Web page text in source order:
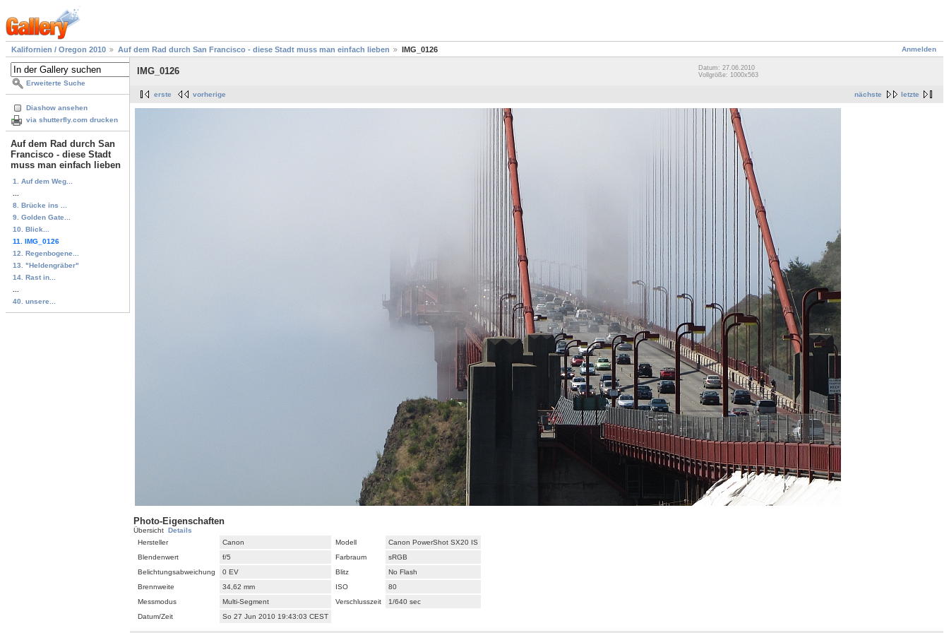
Anmelden
Kalifornien / Oregon 2010 Auf dem Rad durch San Francisco - diese Stadt muss man einfach lieben IMG_0126
Erweiterte Suche
Diashow ansehen
via shutterfly.com drucken
Auf dem Rad durch San
Francisco - diese Stadt
muss man einfach lieben
1. Auf dem Weg...
8. Brücke ins ...
9. Golden Gate...
10. Blick...
11. IMG_0126
12. Regenbogene...
13. "Heldengräber"
14. Rast in...
40. unsere...
IMG_0126
Datum: 27.06.2010
Vollgröße: 1000x563
nächste letzte
erste vorherige
Photo-Eigenschaften
Übersicht Details
Hersteller
Canon Modell
Canon PowerShot SX20 IS
Blendenwert
f/5 Farbraum
sRGB
Belichtungsabweichung
0 EV Blitz
No Flash
Brennweite
34,62 mm ISO
80
Messmodus
Multi-Segment Verschlusszeit
1/640 sec
Datum/Zeit
So 27 Jun 2010 19:43:03 CEST